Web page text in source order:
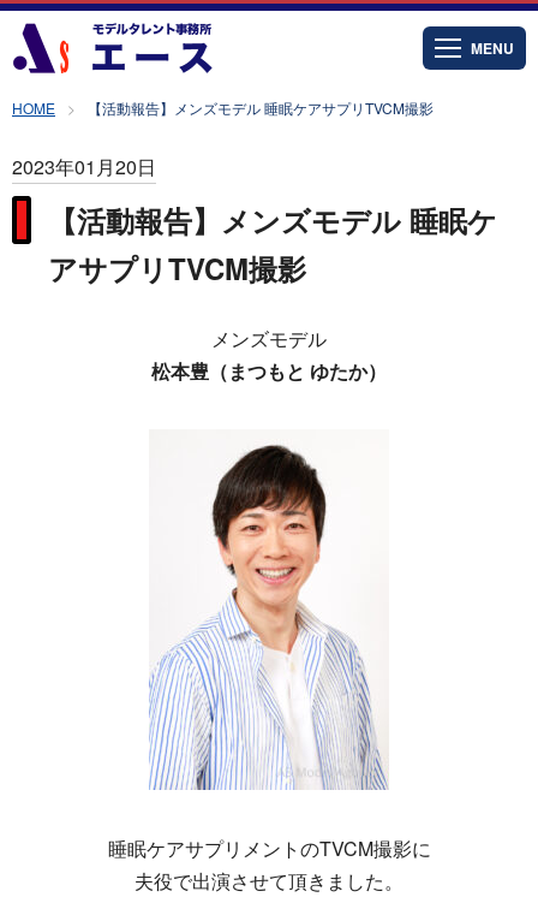
MENU
HOME 【活動報告】メンズモデル 睡眠ケアサプリTVCM撮影
2023年01月20日
【活動報告】メンズモデル 睡眠ケ
アサプリTVCM撮影
メンズモデル
松本豊（まつもと ゆたか）
睡眠ケアサプリメントのTVCM撮影に
夫役で出演させて頂きました。